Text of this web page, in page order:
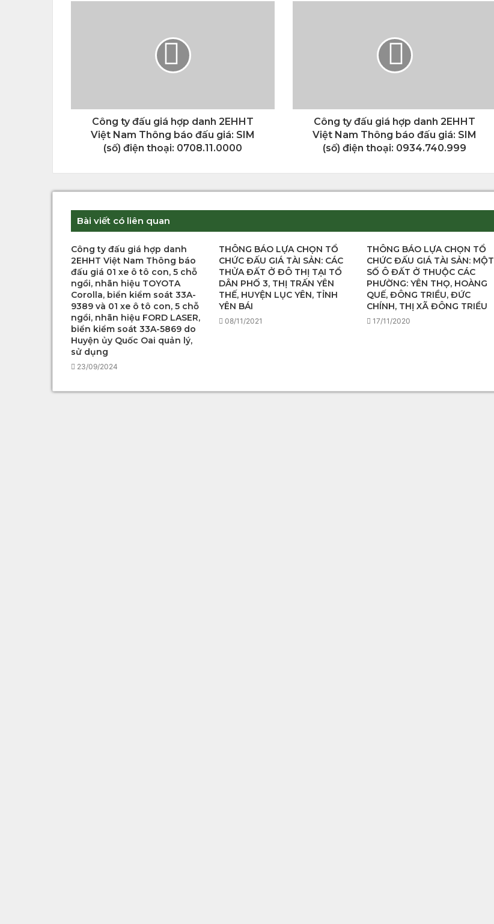
Công ty đấu giá hợp danh 2EHHT
Việt Nam Thông báo đấu giá: SIM
(số) điện thoại: 0708.11.0000
Công ty đấu giá hợp danh 2EHHT
Việt Nam Thông báo đấu giá: SIM
(số) điện thoại: 0934.740.999
Bài viết có liên quan
Công ty đấu giá hợp danh
2EHHT Việt Nam Thông báo
đấu giá 01 xe ô tô con, 5 chỗ
ngồi, nhãn hiệu TOYOTA
Corolla, biển kiểm soát 33A-
9389 và 01 xe ô tô con, 5 chỗ
ngồi, nhãn hiệu FORD LASER,
biển kiểm soát 33A-5869 do
Huyện ủy Quốc Oai quản lý,
sử dụng
23/09/2024
THÔNG BÁO LỰA CHỌN TỔ
CHỨC ĐẤU GIÁ TÀI SẢN: CÁC
THỬA ĐẤT Ở ĐÔ THỊ TẠI TỔ
DÂN PHỐ 3, THỊ TRẤN YÊN
THẾ, HUYỆN LỤC YÊN, TỈNH
YÊN BÁI
08/11/2021
THÔNG BÁO LỰA CHỌN TỔ
CHỨC ĐẤU GIÁ TÀI SẢN: MỘT
SỐ Ô ĐẤT Ở THUỘC CÁC
PHƯỜNG: YÊN THỌ, HOÀNG
QUẾ, ĐÔNG TRIỀU, ĐỨC
CHÍNH, THỊ XÃ ĐÔNG TRIỀU
17/11/2020